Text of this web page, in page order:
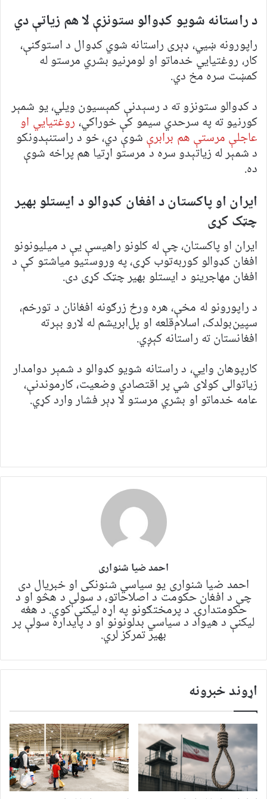
د راستانه شويو کډوالو ستونزې لا هم زیاتې دي
راپورونه ښيي، ډېری راستانه شوي کډوال د استوګنې،
کار، روغتیايي خدماتو او لومړنیو بشري مرستو له
کمښت سره مخ دي.
د کډوالو ستونزو ته د رسېدنې کمېسیون ویلي، یو شمېر
کورنیو ته په سرحدي سیمو کې خوراکي، روغتیايي او
عاجلې مرستې هم برابرې شوې دي، خو د راستنېدونکو
د شمېر له زیاتېدو سره د مرستو اړتیا هم پراخه شوې
ده.
ایران او پاکستان د افغان کډوالو د ایستلو بهیر
چټک کړی
ایران او پاکستان، چې له کلونو راهیسې یې د میلیونونو
افغان کډوالو کوربه‌توب کړی، په وروستیو میاشتو کې د
افغان مهاجرینو د ایستلو بهیر چټک کړی دی.
د راپورونو له مخې، هره ورځ زرګونه افغانان د تورخم،
سپین‌بولدک، اسلام‌قلعه او پل‌ابریشم له لارو بېرته
افغانستان ته راستانه کېږي.
کارپوهان وایي، د راستانه شويو کډوالو د شمېر دوامدار
زیاتوالی کولای شي پر اقتصادي وضعیت، کارموندنې،
عامه خدماتو او بشري مرستو لا ډېر فشار وارد کړي.
احمد ضیا شنواری
احمد ضیا شنواری یو سياسي شنونکی او خبریال دی
چې د افغان حکومت د اصلاحاتو، د سولې د هڅو او د
حکومتدارۍ د پرمختګونو په اړه لیکنې کوي. د هغه
لیکنې د هیواد د سیاسي بدلونونو او د پایداره سولې پر
بهیر تمرکز لري.
اړوند خبرونه